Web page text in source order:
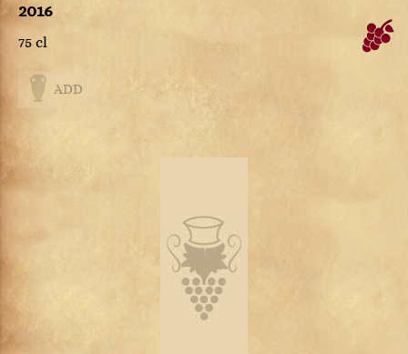
2016
75 cl
ADD